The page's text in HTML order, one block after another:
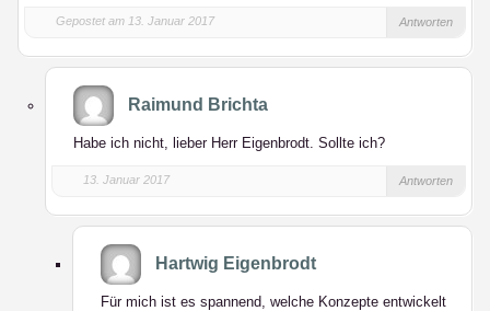
Gepostet am 13. Januar 2017 Antworten
Raimund Brichta
Habe ich nicht, lieber Herr Eigenbrodt. Sollte ich?
13. Januar 2017 Antworten
Hartwig Eigenbrodt
Für mich ist es spannend, welche Konzepte entwickelt